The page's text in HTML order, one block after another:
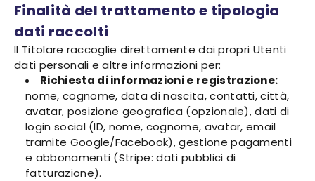
Finalità del trattamento e tipologia
dati raccolti
Il Titolare raccoglie direttamente dai propri Utenti
dati personali e altre informazioni per:
Richiesta di informazioni e registrazione:
nome, cognome, data di nascita, contatti, città,
avatar, posizione geografica (opzionale), dati di
login social (ID, nome, cognome, avatar, email
tramite Google/Facebook), gestione pagamenti
e abbonamenti (Stripe: dati pubblici di
fatturazione).